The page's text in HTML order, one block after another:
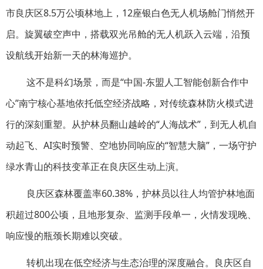
市良庆区8.5万公顷林地上，12座银白色无人机场舱门悄然开
启。旋翼破空声中，搭载双光吊舱的无人机跃入云端，沿预
设航线开始新一天的林海巡护。
这不是科幻场景，而是“中国-东盟人工智能创新合作中
心”南宁核心基地依托低空经济战略，对传统森林防火模式进
行的深刻重塑。从护林员翻山越岭的“人海战术”，到无人机自
动起飞、AI实时预警、空地协同响应的“智慧大脑”，一场守护
绿水青山的科技变革正在良庆区生动上演。
良庆区森林覆盖率60.38%，护林员以往人均管护林地面
积超过800公顷，且地形复杂、监测手段单一，火情发现晚、
响应慢的瓶颈长期难以突破。
转机出现在低空经济与生态治理的深度融合。良庆区自